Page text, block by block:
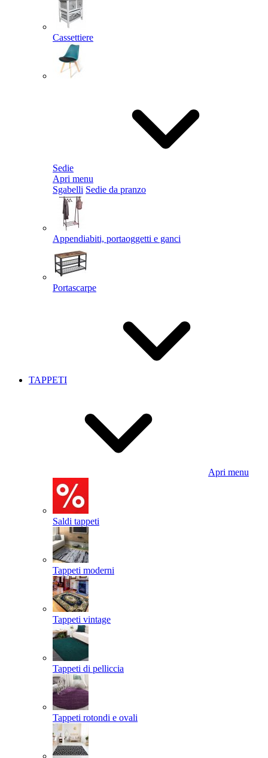
Cassettiere
Sedie
Apri menu
Sgabelli Sedie da pranzo
Appendiabiti, portaoggetti e ganci
Portascarpe
TAPPETI
Apri menu
Saldi tappeti
Tappeti moderni
Tappeti vintage
Tappeti di pelliccia
Tappeti rotondi e ovali